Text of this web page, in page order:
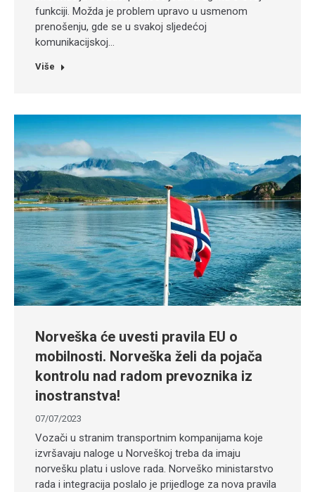
funkciji. Možda je problem upravo u usmenom
prenošenju, gde se u svakoj sljedećoj
komunikacijskoj…
Više
Norveška će uvesti pravila EU o
mobilnosti. Norveška želi da pojača
kontrolu nad radom prevoznika iz
inostranstva!
07/07/2023
Vozači u stranim transportnim kompanijama koje
izvršavaju naloge u Norveškoj treba da imaju
norvešku platu i uslove rada. Norveško ministarstvo
rada i integracija poslalo je prijedloge za nova pravila